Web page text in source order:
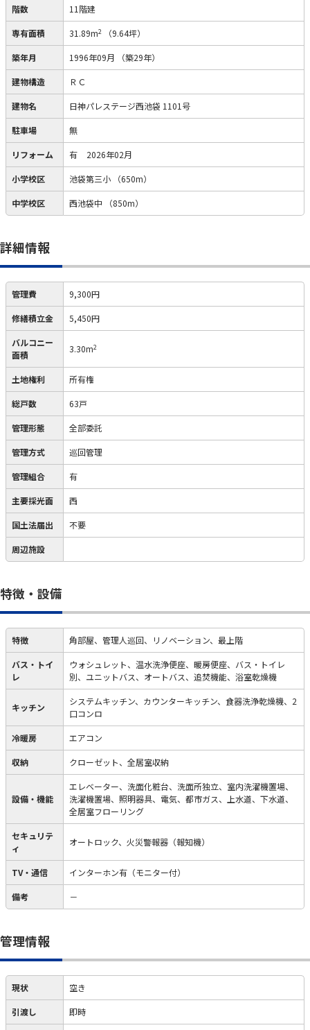
階数 11階建
専有面積 31.89m2 （9.64坪）
築年月 1996年09月 （築29年）
建物構造 ＲＣ
建物名 日神パレステージ西池袋 1101号
駐車場 無
リフォーム 有 2026年02月
小学校区 池袋第三小 （650m）
中学校区 西池袋中 （850m）
詳細情報
管理費 9,300円
修繕積立金 5,450円
バルコニー
面積
3.30m2
土地権利 所有権
総戸数 63戸
管理形態 全部委託
管理方式 巡回管理
管理組合 有
主要採光面 西
国土法届出 不要
周辺施設
特徴・設備
特徴 角部屋、管理人巡回、リノベーション、最上階
バス・トイ
レ
ウォシュレット、温水洗浄便座、暖房便座、バス・トイレ
別、ユニットバス、オートバス、追焚機能、浴室乾燥機
キッチン
システムキッチン、カウンターキッチン、食器洗浄乾燥機、2
口コンロ
冷暖房 エアコン
収納 クローゼット、全居室収納
設備・機能
エレベーター、洗面化粧台、洗面所独立、室内洗濯機置場、
洗濯機置場、照明器具、電気、都市ガス、上水道、下水道、
全居室フローリング
セキュリテ
ィ
オートロック、火災警報器（報知機）
TV・通信 インターホン有（モニター付）
備考 －
管理情報
現状 空き
引渡し 即時